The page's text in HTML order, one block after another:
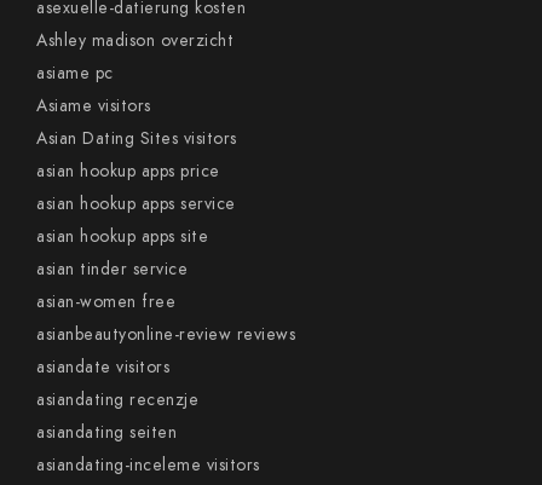
asexuelle-datierung kosten
Ashley madison overzicht
asiame pc
Asiame visitors
Asian Dating Sites visitors
asian hookup apps price
asian hookup apps service
asian hookup apps site
asian tinder service
asian-women free
asianbeautyonline-review reviews
asiandate visitors
asiandating recenzje
asiandating seiten
asiandating-inceleme visitors